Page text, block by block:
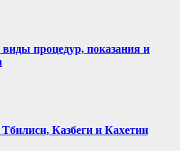
процедур, показания и
Казбеги и Кахетии